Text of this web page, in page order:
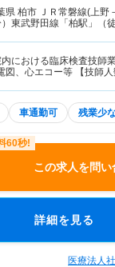
県 柏市
ＪＲ常磐線(上
東武野田線「柏駅」（徒
における臨床検査技師
図、心エコー等 【技師人
車通勤可 残業少
この求人を問い
詳細を見る
医療法人